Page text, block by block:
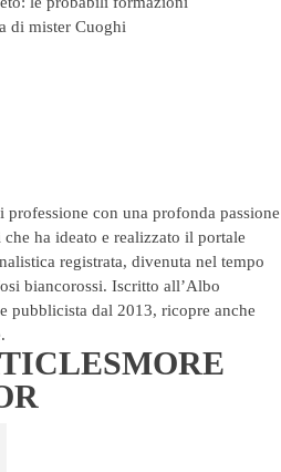
di mister Cuoghi
con una profonda passione
ha ideato e realizzato il portale
registrata, divenuta nel tempo
biancorossi. Iscritto all’Albo
pubblicista dal 2013, ricopre anche
MORE